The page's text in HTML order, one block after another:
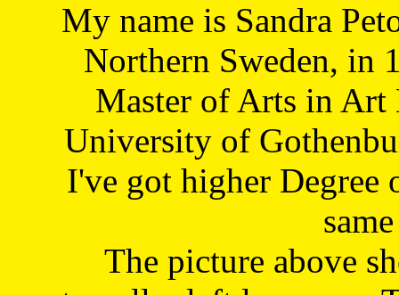
My name is Sandra
Northern Sweden, in
Master of Arts in Art
University of
I've got higher Degree
The picture above